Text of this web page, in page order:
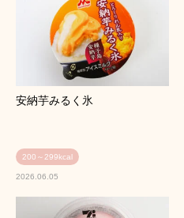
安納芋みるく氷
200～299kcal
2026.06.05